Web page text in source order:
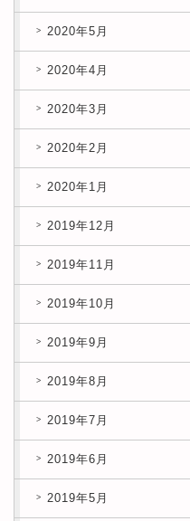
2020年5月
2020年4月
2020年3月
2020年2月
2020年1月
2019年12月
2019年11月
2019年10月
2019年9月
2019年8月
2019年7月
2019年6月
2019年5月